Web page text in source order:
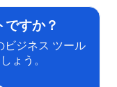
すか？
ビジネス ツール
ょう。